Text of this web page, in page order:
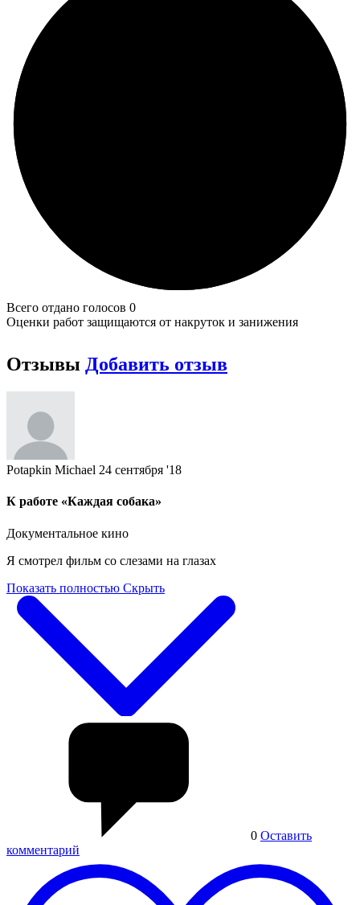
Всего отдано голосов 0
Оценки работ защищаются от накруток и занижения
Отзывы Добавить отзыв
Potapkin Michael 24 сентября '18
К работе «Каждая собака»
Документальное кино
Я смотрел фильм со слезами на глазах
Показать полностью Скрыть
0 Оставить
комментарий